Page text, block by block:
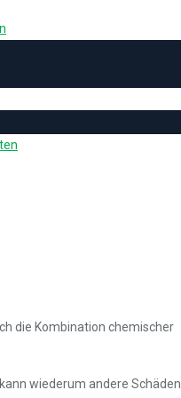
die Kombination chemischer
wiederum andere Schäden